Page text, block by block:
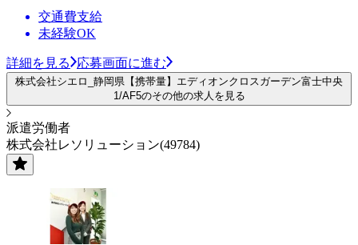
交通費支給
未経験OK
詳細を見る 応募画面に進む
株式会社シエロ_静岡県【携帯量】エディオンクロスガーデン富士中央
1/AF5のその他の求人を見る
派遣労働者
株式会社レソリューション(49784)